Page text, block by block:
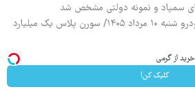
سمپاد و نمونه دولتی مشخص شد
قیمت محصولات ایران خودرو شنبه ۱۰ مرداد ۱۴۰۵/ سورن پلاس یک میلیارد
کلیک کن!